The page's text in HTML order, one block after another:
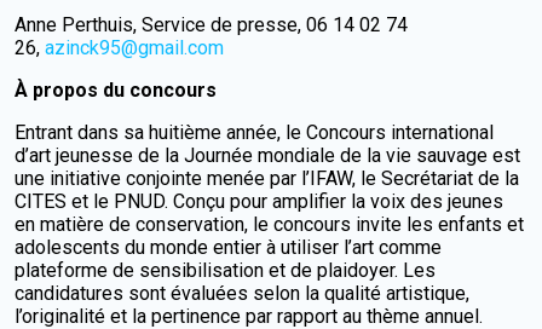
Anne Perthuis, Service de presse, 06 14 02 74
26, azinck95@gmail.com
À propos du concours
Entrant dans sa huitième année, le Concours international
d’art jeunesse de la Journée mondiale de la vie sauvage est
une initiative conjointe menée par l’IFAW, le Secrétariat de la
CITES et le PNUD. Conçu pour amplifier la voix des jeunes
en matière de conservation, le concours invite les enfants et
adolescents du monde entier à utiliser l’art comme
plateforme de sensibilisation et de plaidoyer. Les
candidatures sont évaluées selon la qualité artistique,
l’originalité et la pertinence par rapport au thème annuel.